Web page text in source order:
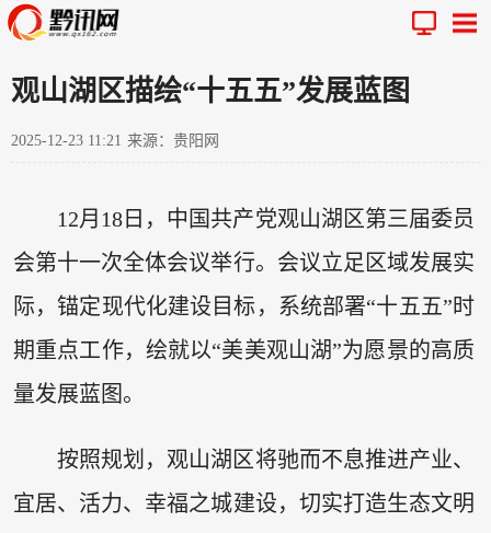
观山湖区描绘“十五五”发展蓝图
2025-12-23 11:21 来源：贵阳网
12月18日，中国共产党观山湖区第三届委员
会第十一次全体会议举行。会议立足区域发展实
际，锚定现代化建设目标，系统部署“十五五”时
期重点工作，绘就以“美美观山湖”为愿景的高质
量发展蓝图。
按照规划，观山湖区将驰而不息推进产业、
宜居、活力、幸福之城建设，切实打造生态文明